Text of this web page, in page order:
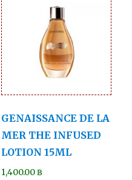
GENAISSANCE DE LA
MER THE INFUSED
LOTION 15ML
1,400.00฿